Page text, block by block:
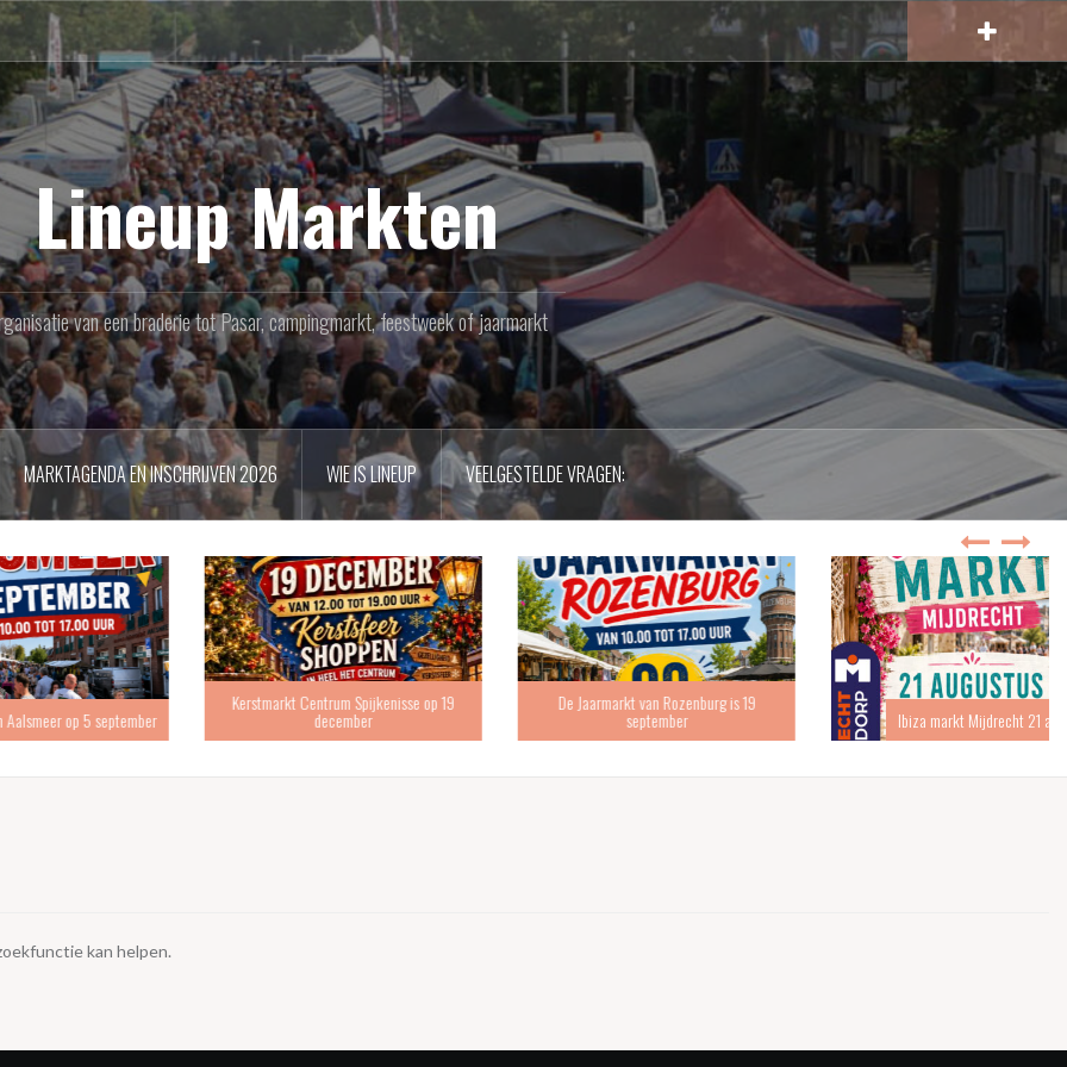
Lineup Markten
van een braderie tot Pasar, campingmarkt, feestweek of jaarmarkt
MARKTAGENDA EN INSCHRIJVEN 2026 WIE IS LINEUP VEELGESTELDE VRAGEN:
5 september
Kerstmarkt Centrum Spijkenisse op 19 De Jaarmarkt van Rozenburg is 19
Ibiza markt Mijdrecht 21 augustus
kan helpen.